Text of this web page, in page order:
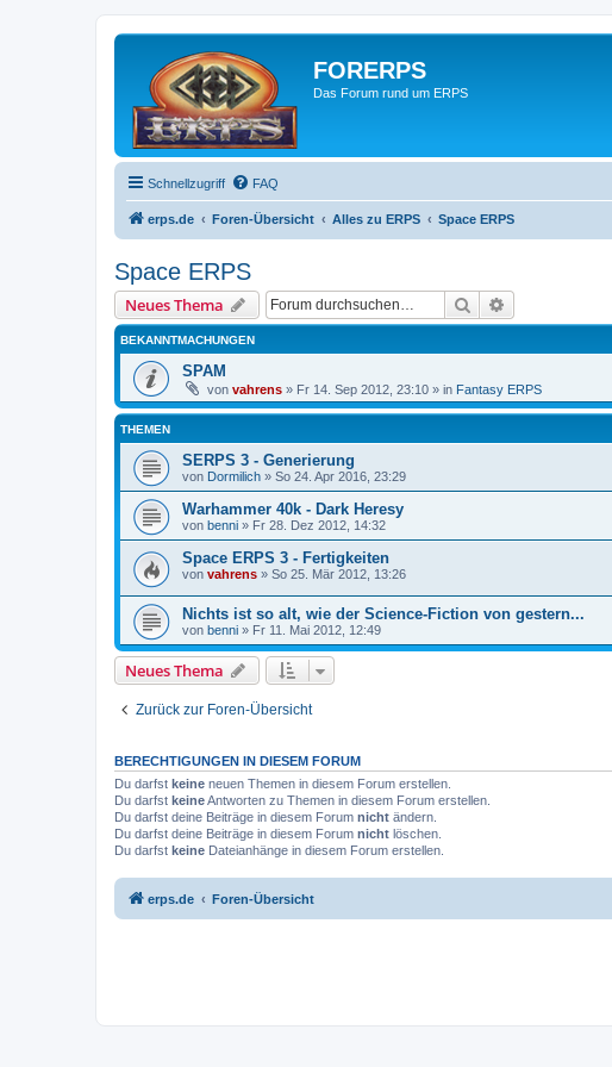
FORERPS
Das Forum rund um ERPS
Schnellzugriff FAQ
erps.de Foren-Übersicht Alles zu ERPS Space ERPS
Space ERPS
Neues Thema Suche
BEKANNTMACHUNGEN
SPAM
von vahrens » Fr 14. Sep 2012, 23:10 » in Fantasy ERPS
THEMEN
SERPS 3 - Generierung
von Dormilich » So 24. Apr 2016, 23:29
Warhammer 40k - Dark Heresy
von benni » Fr 28. Dez 2012, 14:32
Space ERPS 3 - Fertigkeiten
von vahrens » So 25. Mär 2012, 13:26
Nichts ist so alt, wie der Science-Fiction von gestern...
von benni » Fr 11. Mai 2012, 12:49
Neues Thema
Zurück zur Foren-Übersicht
BERECHTIGUNGEN IN DIESEM FORUM
Du darfst keine neuen Themen in diesem Forum erstellen.
Du darfst keineAntworten zu Themen in diesem Forum erstellen.
Du darfst deine Beiträge in diesem Forum nicht ändern.
Du darfst deine Beiträge in diesem Forum nicht löschen.
Du darfst keine Dateianhänge in diesem Forum erstellen.
erps.de Foren-Übersicht